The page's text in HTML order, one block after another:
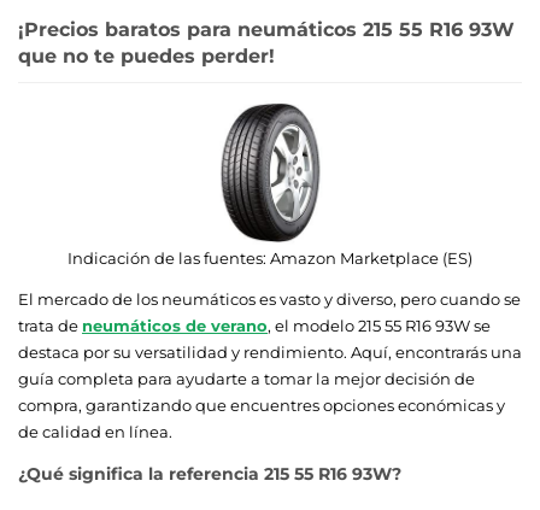
¡Precios baratos para neumáticos 215 55 R16 93W
que no te puedes perder!
Indicación de las fuentes: Amazon Marketplace (ES)
El mercado de los neumáticos es vasto y diverso, pero cuando se
trata de neumáticos de verano, el modelo 215 55 R16 93W se
destaca por su versatilidad y rendimiento. Aquí, encontrarás una
guía completa para ayudarte a tomar la mejor decisión de
compra, garantizando que encuentres opciones económicas y
de calidad en línea.
¿Qué significa la referencia 215 55 R16 93W?